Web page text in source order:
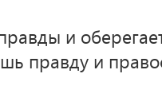
и
правду и